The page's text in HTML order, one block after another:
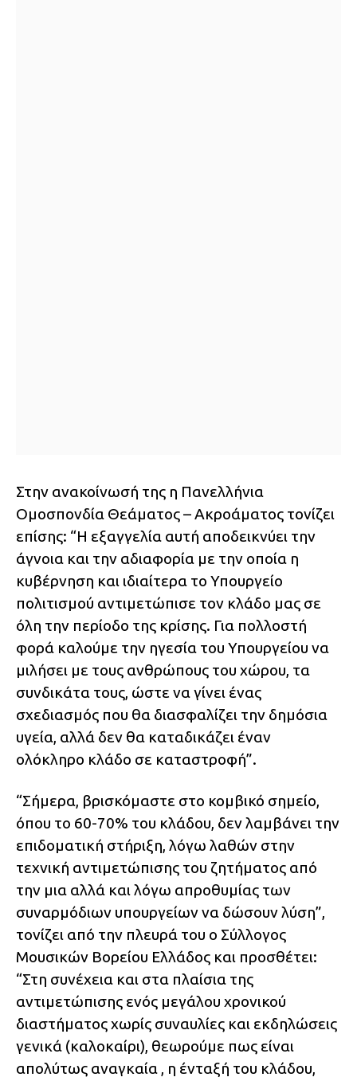
Στην ανακοίνωσή της η Πανελλήνια
Ομοσπονδία Θεάματος – Ακροάματος τονίζει
επίσης: “Η εξαγγελία αυτή αποδεικνύει την
άγνοια και την αδιαφορία με την οποία η
κυβέρνηση και ιδιαίτερα το Υπουργείο
πολιτισμού αντιμετώπισε τον κλάδο μας σε
όλη την περίοδο της κρίσης. Για πολλοστή
φορά καλούμε την ηγεσία του Υπουργείου να
μιλήσει με τους ανθρώπους του χώρου, τα
συνδικάτα τους, ώστε να γίνει ένας
σχεδιασμός που θα διασφαλίζει την δημόσια
υγεία, αλλά δεν θα καταδικάζει έναν
ολόκληρο κλάδο σε καταστροφή”.
“Σήμερα, βρισκόμαστε στο κομβικό σημείο,
όπου το 60-70% του κλάδου, δεν λαμβάνει την
επιδοματική στήριξη, λόγω λαθών στην
τεχνική αντιμετώπισης του ζητήματος από
την μια αλλά και λόγω απροθυμίας των
συναρμόδιων υπουργείων να δώσουν λύση”,
τονίζει από την πλευρά του ο Σύλλογος
Μουσικών Βορείου Ελλάδος και προσθέτει:
“Στη συνέχεια και στα πλαίσια της
αντιμετώπισης ενός μεγάλου χρονικού
διαστήματος χωρίς συναυλίες και εκδηλώσεις
γενικά (καλοκαίρι), θεωρούμε πως είναι
απολύτως αναγκαία , η ένταξή του κλάδου,